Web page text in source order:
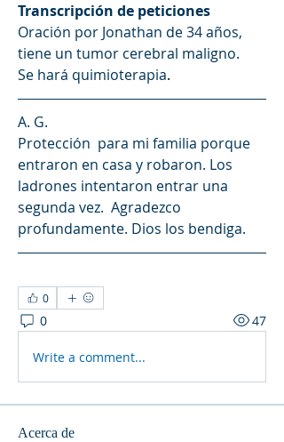
Transcripción de peticiones
Oración por Jonathan de 34 años,
tiene un tumor cerebral maligno.
Se hará quimioterapia.
A. G.
Protección  para mi familia porque
entraron en casa y robaron. Los
ladrones intentaron entrar una
segunda vez.  Agradezco
profundamente. Dios los bendiga.
0
0 47
Write a comment...
Acerca de